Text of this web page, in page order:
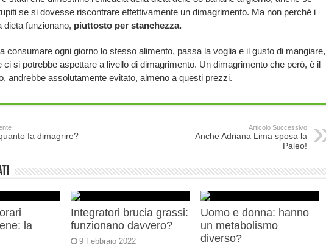
se si dovesse riscontrare effettivamente un dimagrimento. Ma non perché i
dieta funzionano, piuttosto per stanchezza.
consumare ogni giorno lo stesso alimento, passa la voglia e il gusto di mangiare,
ci si potrebbe aspettare a livello di dimagrimento. Un dimagrimento che però, è il
andrebbe assolutamente evitato, almeno a questi prezzi.
fa dimagrire?
Articolo Successivo
Anche Adriana Lima sposa la
Paleo!
la
Integratori brucia grassi:
funzionano davvero?
9 Febbraio 2022
Uomo e donna: hanno
un metabolismo
diverso?